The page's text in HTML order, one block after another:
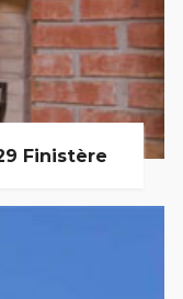
Finistère